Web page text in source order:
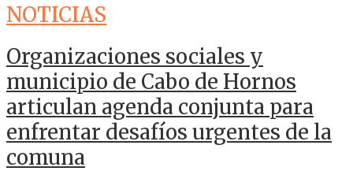
NOTICIAS
Organizaciones sociales y
municipio de Cabo de Hornos
articulan agenda conjunta para
enfrentar desafíos urgentes de la
comuna